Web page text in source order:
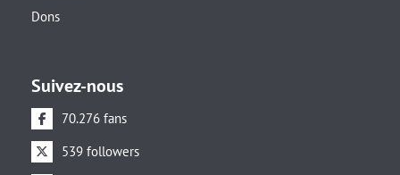
Dons
Suivez-nous
70.276 fans
539 followers